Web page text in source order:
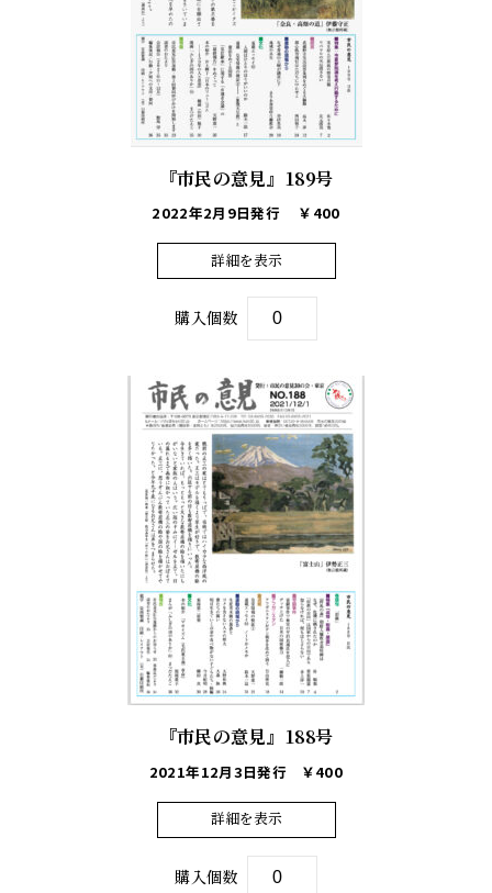
『市民の意見』189号
2022年2月9日発行 ￥400
詳細を表示
購入個数
『市民の意見』188号
2021年12月3日発行 ￥400
詳細を表示
購入個数